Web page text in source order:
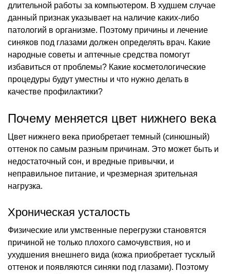
длительной работы за компьютером. В худшем случае
данный признак указывает на наличие каких-либо
патологий в организме. Поэтому причины и лечение
синяков под глазами должен определять врач. Какие
народные советы и аптечные средства помогут
избавиться от проблемы? Какие косметологические
процедуры будут уместны и что нужно делать в
качестве профилактики?
Почему меняется цвет нижнего века
Цвет нижнего века приобретает темный (синюшный)
оттенок по самым разным причинам. Это может быть и
недостаточный сон, и вредные привычки, и
неправильное питание, и чрезмерная зрительная
нагрузка.
Хроническая усталость
Физические или умственные перегрузки становятся
причиной не только плохого самочувствия, но и
ухудшения внешнего вида (кожа приобретает тусклый
оттенок и появляются синяки под глазами). Поэтому